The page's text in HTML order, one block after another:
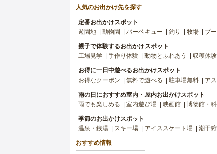
人気のお出かけ先を探す
定番お出かけスポット
遊園地
動物園 バーベキュー 釣り 牧場 プ
親子で体験するお出かけスポット
工場見学
手作り体験 動物とふれあう 収穫体験
お得に一日中遊べるお出かけスポット
お得なクーポン
無料で遊べる 駐車場無料 ア
雨の日におすすめ室内・屋内お出かけスポット
雨でも楽しめる
室内遊び場 映画館 博物館・
季節のお出かけスポット
温泉・銭湯
スキー場 アイススケート場 潮干狩
おすすめ情報